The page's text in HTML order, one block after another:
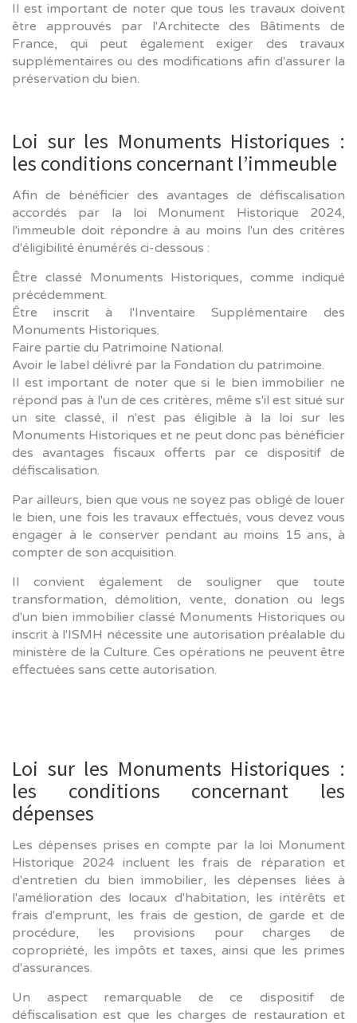
Il est important de noter que tous les travaux doivent
être approuvés par l'Architecte des Bâtiments de
France, qui peut également exiger des travaux
supplémentaires ou des modifications afin d'assurer la
préservation du bien.
Loi sur les Monuments Historiques :
les conditions concernant l’immeuble
Afin de bénéficier des avantages de défiscalisation
accordés par la loi Monument Historique 2024,
l'immeuble doit répondre à au moins l'un des critères
d'éligibilité énumérés ci-dessous :
Être classé Monuments Historiques, comme indiqué
précédemment.
Être inscrit à l'Inventaire Supplémentaire des
Monuments Historiques.
Faire partie du Patrimoine National.
Avoir le label délivré par la Fondation du patrimoine.
Il est important de noter que si le bien immobilier ne
répond pas à l'un de ces critères, même s'il est situé sur
un site classé, il n'est pas éligible à la loi sur les
Monuments Historiques et ne peut donc pas bénéficier
des avantages fiscaux offerts par ce dispositif de
défiscalisation.
Par ailleurs, bien que vous ne soyez pas obligé de louer
le bien, une fois les travaux effectués, vous devez vous
engager à le conserver pendant au moins 15 ans, à
compter de son acquisition.
Il convient également de souligner que toute
transformation, démolition, vente, donation ou legs
d'un bien immobilier classé Monuments Historiques ou
inscrit à l'ISMH nécessite une autorisation préalable du
ministère de la Culture. Ces opérations ne peuvent être
effectuées sans cette autorisation.
Loi sur les Monuments Historiques :
les conditions concernant les
dépenses
Les dépenses prises en compte par la loi Monument
Historique 2024 incluent les frais de réparation et
d'entretien du bien immobilier, les dépenses liées à
l'amélioration des locaux d'habitation, les intérêts et
frais d'emprunt, les frais de gestion, de garde et de
procédure, les provisions pour charges de
copropriété, les impôts et taxes, ainsi que les primes
d'assurances.
Un aspect remarquable de ce dispositif de
défiscalisation est que les charges de restauration et